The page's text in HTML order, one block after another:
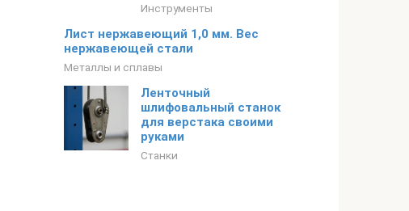
Инструменты
Лист нержавеющий 1,0 мм. Вес
нержавеющей стали
Металлы и сплавы
Ленточный
шлифовальный станок
для верстака своими
руками
Станки